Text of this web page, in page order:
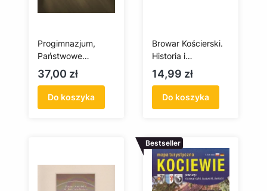
Progimnazjum,
Państwowe
Gimnazjum i Liceum
Ogólnokształcące
im. Józefa
Wybickiego w
Cena
37,00 zł
Do koszyka
Browar Kościerski.
Historia i
współczesność
Cena
14,99 zł
Do koszyka
Bestseller